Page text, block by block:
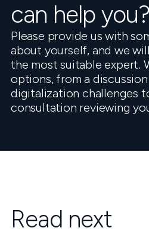
can help you?
Please provide us with
about yourself, and we
the most suitable expert.
options, from a
digitalization challenges
consultation reviewing
Read next